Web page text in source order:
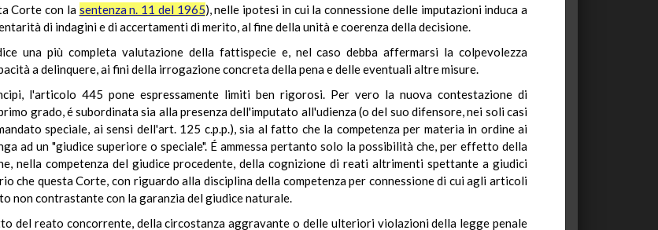
Corte con la sentenza n. 11 del 1965), nelle ipotesi in cui la connessione delle imputazioni induca a
di indagini e di accertamenti di merito, al fine della unità e coerenza della decisione.
una più completa valutazione della fattispecie e, nel caso debba affermarsi la colpevolezza
a delinquere, ai fini della irrogazione concreta della pena e delle eventuali altre misure.
l'articolo 445 pone espressamente limiti ben rigorosi. Per vero la nuova contestazione di
grado, é subordinata sia alla presenza dell'imputato all'udienza (o del suo difensore, nei soli casi
speciale, ai sensi dell'art. 125 c.p.p.), sia al fatto che la competenza per materia in ordine ai
ad un "giudice superiore o speciale". É ammessa pertanto solo la possibilità che, per effetto della
nella competenza del giudice procedente, della cognizione di reati altrimenti spettante a giudici
che questa Corte, con riguardo alla disciplina della competenza per connessione di cui agli articoli
non contrastante con la garanzia del giudice naturale.
del reato concorrente, della circostanza aggravante o delle ulteriori violazioni della legge penale